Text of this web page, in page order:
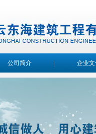
公司简介 企业文